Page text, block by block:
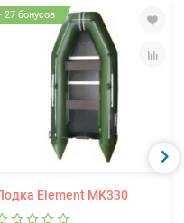
27 бонусов
Element MK330